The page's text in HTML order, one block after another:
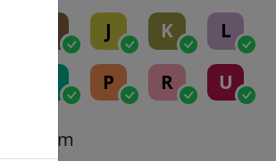
J K L
P R U
Tram